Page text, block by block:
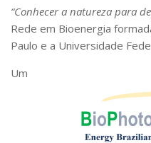
Telefones e Mapas
Pessoas
Ensino
Educação a distância
Cursos de Extensão
Pesquisa e Inovação
“Conhecer a natureza para
Rede em Bioenergia
Paulo e a Universidade
Um